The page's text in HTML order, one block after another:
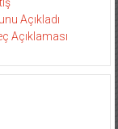
Açıkladı
Açıklaması